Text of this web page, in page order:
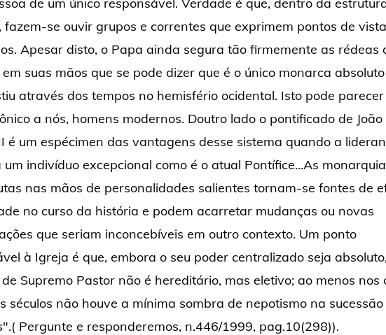
fazem-se ouvir grupos e correntes que exprimem pontos de vista
Apesar disto, o Papa ainda segura tão firmemente as rédeas
suas mãos que se pode dizer que é o único monarca
através dos tempos no hemisfério ocidental. Isto pode parecer
a nós, homens modernos. Doutro lado o pontificado de João
é um espécimen das vantagens desse sistema quando a
um indivíduo excepcional como é o atual Pontífice...As
nas mãos de personalidades salientes tornam-se fontes de
no curso da história e podem acarretar mudanças ou novas
que seriam inconcebíveis em outro contexto. Um ponto
à Igreja é que, embora o seu poder centralizado seja
Supremo Pastor não é hereditário, mas eletivo; ao menos nos
séculos não houve a mínima sombra de nepotismo na sucessão
Pergunte e responderemos, n.446/1999, pag.10(298)).